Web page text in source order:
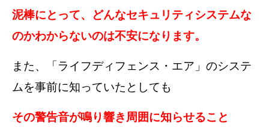
泥棒にとって、どんなセキュリティシステムな
のかわからないのは不安になります。
また、「ライフディフェンス・エア」のシステ
ムを事前に知っていたとしても
その警告音が鳴り響き周囲に知らせること